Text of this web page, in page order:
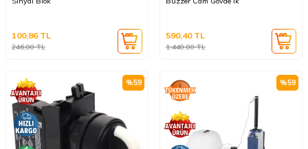
246,00TL
100,86TL
1.440,00TL
590,40TL
%59 %59